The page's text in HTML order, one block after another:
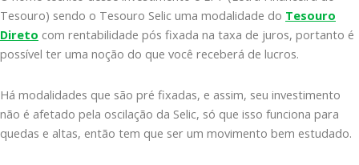
Tesouro) sendo o Tesouro Selic uma modalidade do Tesouro
Direto com rentabilidade pós fixada na taxa de juros, portanto é
possível ter uma noção do que você receberá de lucros.
Há modalidades que são pré fixadas, e assim, seu investimento
não é afetado pela oscilação da Selic, só que isso funciona para
quedas e altas, então tem que ser um movimento bem estudado.